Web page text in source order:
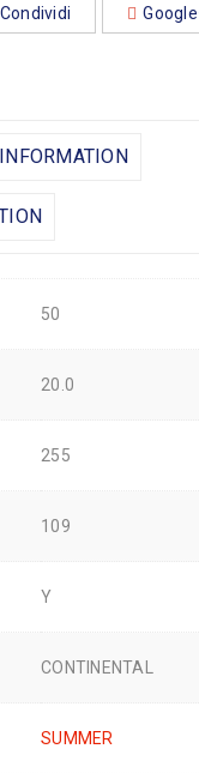
Condividi
50
20.0
255
109
Y
CONTINENTAL
SUMMER